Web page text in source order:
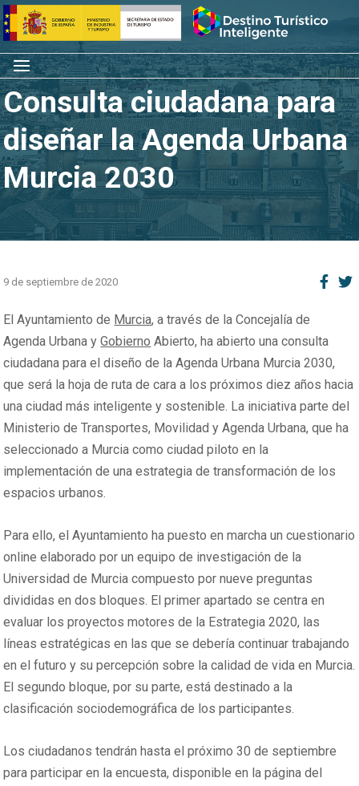
Saltar
al
contenido
Inicio
Menú
Consulta ciudadana para
diseñar la Agenda Urbana
Murcia 2030
9 de septiembre de 2020
El Ayuntamiento de Murcia, a través de la Concejalía de
Agenda Urbana yGobierno Abierto, ha abierto una consulta
ciudadana para el diseño de la Agenda Urbana Murcia 2030,
que será la hoja de ruta de cara a los próximos diez años hacia
una ciudad más inteligente y sostenible. La iniciativa parte del
Ministerio de Transportes, Movilidad y Agenda Urbana, que ha
seleccionado a Murcia como ciudad piloto en la
implementación de una estrategia de transformación de los
espacios urbanos.
Para ello, el Ayuntamiento ha puesto en marcha un cuestionario
online elaborado por un equipo de investigación de la
Universidad de Murcia compuesto por nueve preguntas
divididas en dos bloques. El primer apartado se centra en
evaluar los proyectos motores de la Estrategia 2020, las
líneas estratégicas en las que se debería continuar trabajando
en el futuro y su percepción sobre la calidad de vida en Murcia.
El segundo bloque, por su parte, está destinado a la
clasificación sociodemográfica de los participantes.
Los ciudadanos tendrán hasta el próximo 30 de septiembre
para participar en la encuesta, disponible en la página del